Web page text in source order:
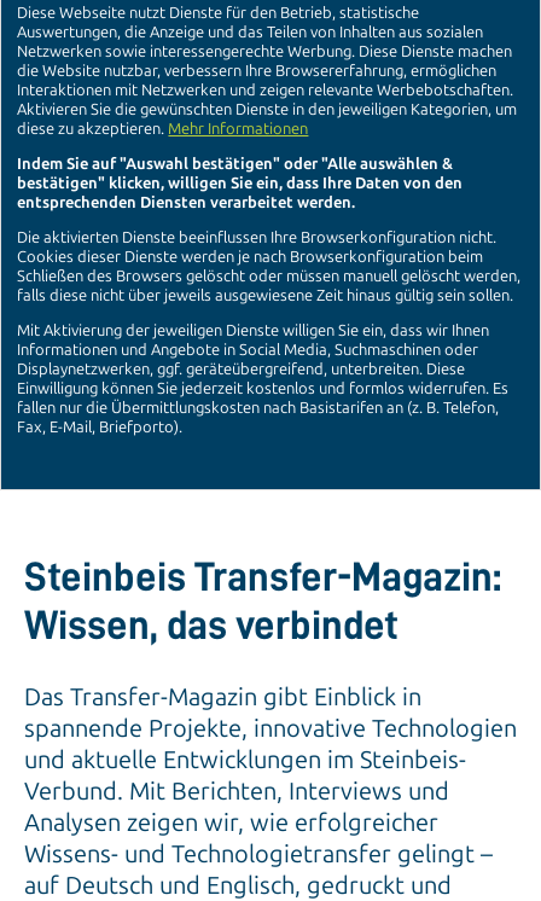
Steinbeis Transfer-Magazin:
Wissen, das verbindet
Das Transfer-Magazin gibt Einblick in
spannende Projekte, innovative Technologien
und aktuelle Entwicklungen im Steinbeis-
Verbund. Mit Berichten, Interviews und
Analysen zeigen wir, wie erfolgreicher
Wissens- und Technologietransfer gelingt –
auf Deutsch und Englisch, gedruckt und